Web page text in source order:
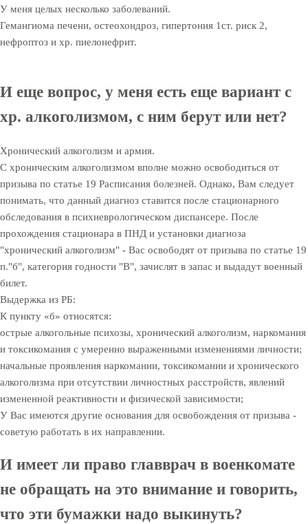
У меня целых несколько заболеваний.
Гемангиома печени, остеохондроз, гипертония 1ст. риск 2,
нефроптоз и хр. пиелонефрит.
И еще вопрос, у меня есть еще вариант с
хр. алкоголизмом, с ним берут или нет?
Хронический алкоголизм и армия.
С хроническим алкоголизмом вполне можно освободиться от
призыва по статье 19 Расписания болезней. Однако, Вам следует
понимать, что данный диагноз ставится после стационарного
обследования в психневрологическом диспансере. После
прохождения стационара в ПНД и установки диагноза
"хронический алкоголизм" - Вас освободят от призыва по статье 19
п."б", категория годности "В", зачислят в запас и выдадут военный
билет.
Выдержка из РБ:
К пункту «б» относятся:
острые алкогольные психозы, хронический алкоголизм, наркомания
и токсикомания с умеренно выраженными изменениями личности;
начальные проявления наркомании, токсикомании и хронического
алкоголизма при отсутствии личностных расстройств, явлений
измененной реактивности и физической зависимости;
У Вас имеются другие основания для освобождения от призыва -
советую работать в их направлении.
И имеет ли право главврач в военкомате
не обращать на это внимание и говорить,
что эти бумажки надо выкинуть?